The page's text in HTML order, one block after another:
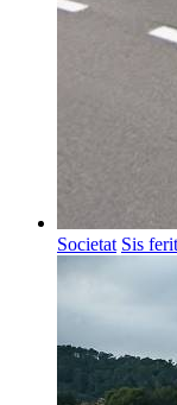
Societat Sis